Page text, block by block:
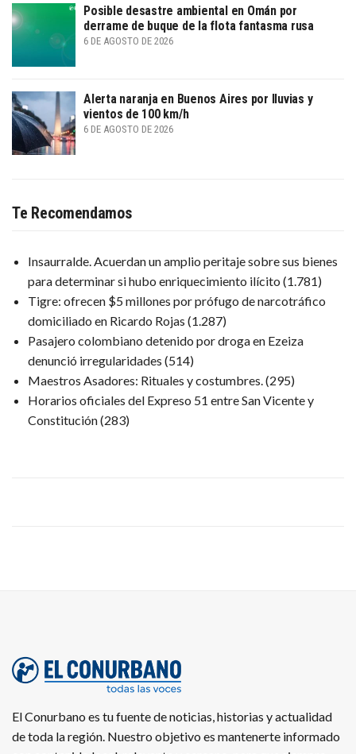
Posible desastre ambiental en Omán por
derrame de buque de la flota fantasma rusa
6 DE AGOSTO DE 2026
Alerta naranja en Buenos Aires por lluvias y
vientos de 100 km/h
6 DE AGOSTO DE 2026
Te Recomendamos
Insaurralde. Acuerdan un amplio peritaje sobre sus bienes
para determinar si hubo enriquecimiento ilícito (1.781)
Tigre: ofrecen $5 millones por prófugo de narcotráfico
domiciliado en Ricardo Rojas (1.287)
Pasajero colombiano detenido por droga en Ezeiza
denunció irregularidades (514)
Maestros Asadores: Rituales y costumbres.(295)
Horarios oficiales del Expreso 51 entre San Vicente y
Constitución(283)
El Conurbano es tu fuente de noticias, historias y actualidad
de toda la región. Nuestro objetivo es mantenerte informado